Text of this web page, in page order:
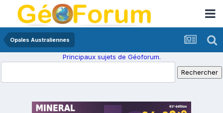
Opales Australiennes
Principaux sujets de Géoforum.